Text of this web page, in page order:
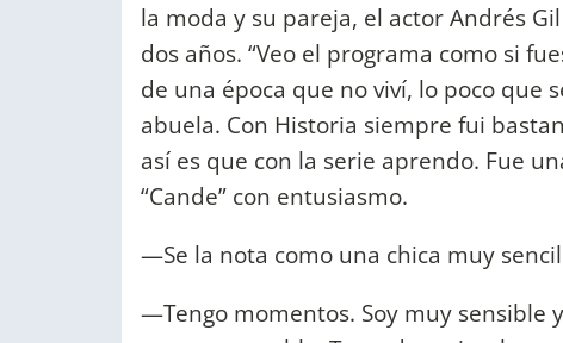
la moda y su pareja, el actor Andrés
dos años. “Veo el programa como si
de una época que no viví, lo poco que
abuela. Con Historia siempre fui
así es que con la serie aprendo. Fue
“Cande” con entusiasmo.
—Se la nota como una chica muy
—Tengo momentos. Soy muy sensible